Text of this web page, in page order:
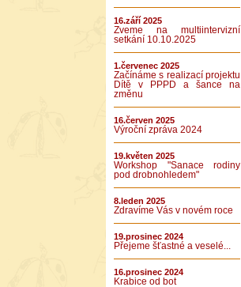
16.září 2025
Zveme na multiintervizní
setkání 10.10.2025
1.červenec 2025
Začínáme s realizací projektu
Dítě v PPPD a šance na
změnu
16.červen 2025
Výroční zpráva 2024
19.květen 2025
Workshop "Sanace rodiny
pod drobnohledem"
8.leden 2025
Zdravíme Vás v novém roce
19.prosinec 2024
Přejeme šťastné a veselé...
16.prosinec 2024
Krabice od bot